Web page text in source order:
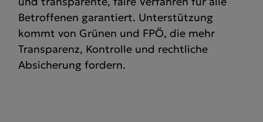
Betroffenen garantiert. Unterstützung
kommt von Grünen und FPÖ, die mehr
Transparenz, Kontrolle und rechtliche
Absicherung fordern.